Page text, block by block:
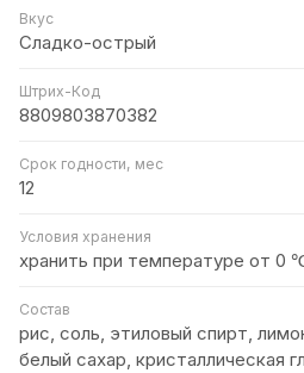
Вкус
Сладко-острый
Штрих-Код
8809803870382
Срок годности, мес
12
Условия хранения
хранить при температуре от 0
Состав
рис, соль, этиловый спирт,
белый сахар, кристаллическая